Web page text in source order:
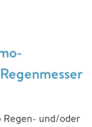
und/oder